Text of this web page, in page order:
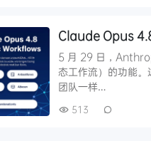
Claude Opus
5 月 29 日，
态工作流）的功能
团队一样…
513